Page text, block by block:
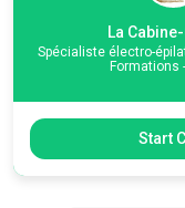
Selon vos
La
Spécialiste électro-
Formations
Start